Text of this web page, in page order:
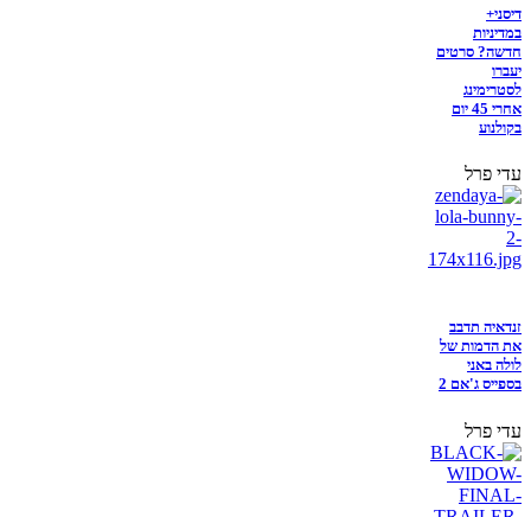
דיסני+
במדיניות
חדשה? סרטים
יעברו
לסטרימינג
אחרי 45 יום
בקולנוע
עדי פרל
זנדאיה תדבב
את הדמות של
לולה באני
בספייס ג'אם 2
עדי פרל